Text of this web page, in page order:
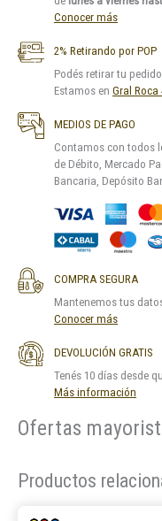
Conocer más
2% Retirando por POP
Podés retirar tu
Estamos en Gral Roca
MEDIOS DE PAGO
Contamos con todos
de Débito, Mercado
Bancaria, Depósito
COMPRA SEGURA
Mantenemos tus
Conocer más
DEVOLUCIÓN GRATIS
Tenés 10 días desde
Más información
Ofertas
Productos